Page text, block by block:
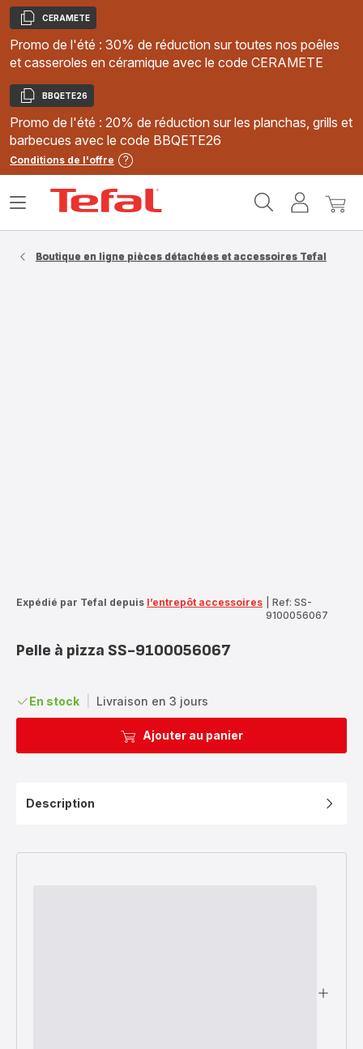
Copier
CERAMETE
Promo de l'été : 30% de réduction sur toutes nos poêles
et casseroles en céramique avec le code CERAMETE
Copier
BBQETE26
Promo de l'été : 20% de réduction sur les planchas, grills et
barbecues avec le code BBQETE26
Conditions de l'offre
MonMon
Ouvrir
Boutique en ligne pièces détachées et accessoires Tefal
Expédié par Tefal depuis l’entrepôt accessoires
Ref: SS-
9100056067
Pelle à pizza SS-9100056067
En stock Livraison en 3 jours
Ajouter au panier
Description